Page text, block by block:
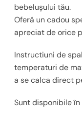
bebelușului tău.
Oferă un cadou
apreciat de orice
Instructiuni de
temperaturi de
a se calca direct
Sunt disponibile în